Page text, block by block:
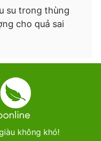
su trong thùng
cho quả sai
không khó!